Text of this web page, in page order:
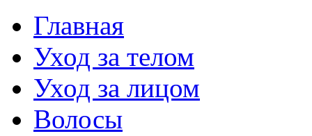
Главная
Уход за телом
Уход за лицом
Волосы